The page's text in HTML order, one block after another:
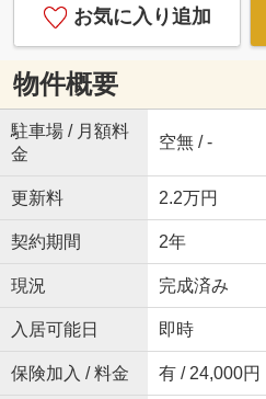
お気に入り追加
物件概要
駐車場 / 月額料
金
空無 / -
更新料 2.2万円
契約期間 2年
現況 完成済み
入居可能日 即時
保険加入 / 料金 有 / 24,000円